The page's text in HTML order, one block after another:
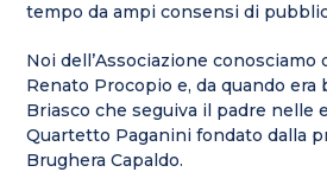
tempo da ampi consensi di
Noi dell’Associazione conosciamo
Renato Procopio e, da quando era
Briasco che seguiva il padre nelle
Quartetto Paganini fondato dalla
Brughera Capaldo.